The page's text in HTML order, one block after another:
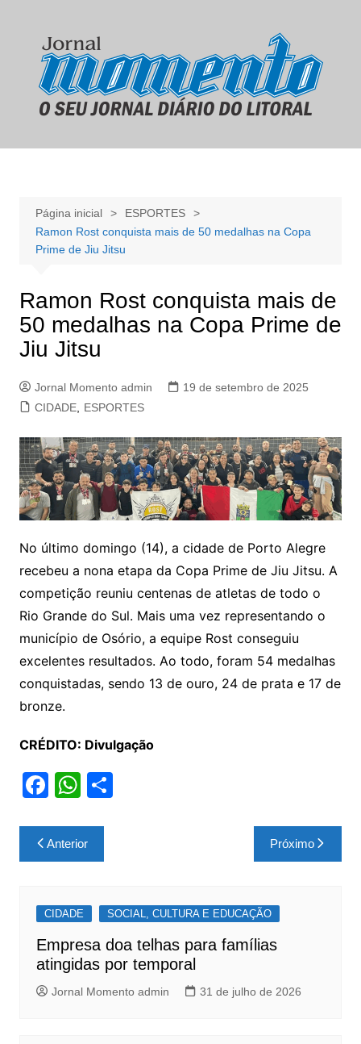
conteúdo
Página inicial
ESPORTES
Ramon Rost conquista mais de 50 medalhas na Copa
Prime de Jiu Jitsu
Ramon Rost conquista mais de
50 medalhas na Copa Prime de
Jiu Jitsu
Jornal Momento admin
19 de setembro de 2025
CIDADE, ESPORTES
No último domingo (14), a cidade de Porto Alegre
recebeu a nona etapa da Copa Prime de Jiu Jitsu. A
competição reuniu centenas de atletas de todo o
Rio Grande do Sul. Mais uma vez representando o
município de Osório, a equipe Rost conseguiu
excelentes resultados. Ao todo, foram 54 medalhas
conquistadas, sendo 13 de ouro, 24 de prata e 17 de
bronze.
CRÉDITO: Divulgação
F
c
e
o
o
k
W
at
s
p
p
S
Navegação
de
Anterior Próximo
CIDADE SOCIAL, CULTURA E EDUCAÇÃO
Empresa doa telhas para famílias
atingidas por temporal
Jornal Momento admin 31 de julho de 2026